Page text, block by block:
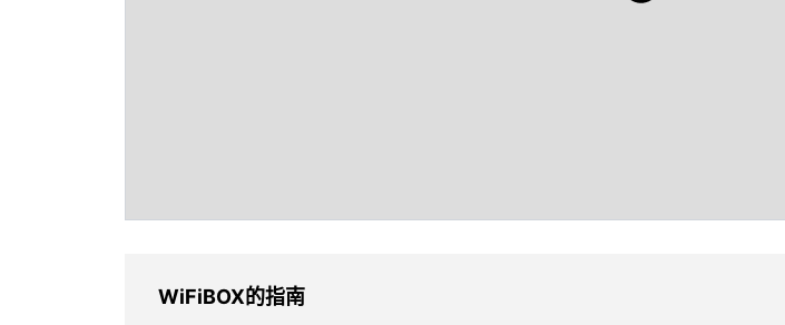
WiFiBOX的指南